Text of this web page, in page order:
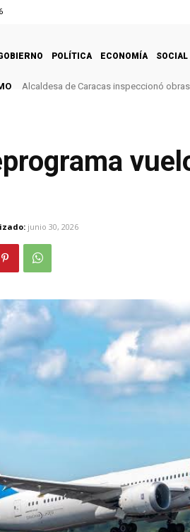
POLÍTICA ECONOMÍA SOCIAL
Alcaldesa de Caracas inspeccionó
junio 30, 2026